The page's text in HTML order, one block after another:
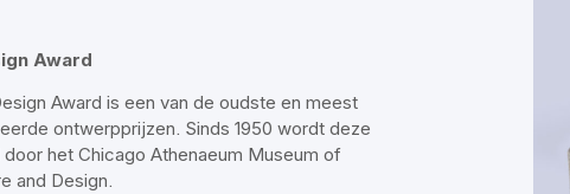
Award
Award is een van de oudste en meest
ontwerpprijzen. Sinds 1950 wordt deze
het Chicago Athenaeum Museum of
and Design.